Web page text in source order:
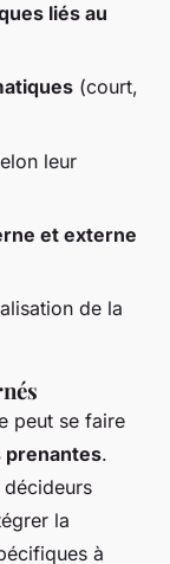
liés au
(court,
leur
et externe
de la
peut se faire
prenantes.
décideurs
la
à